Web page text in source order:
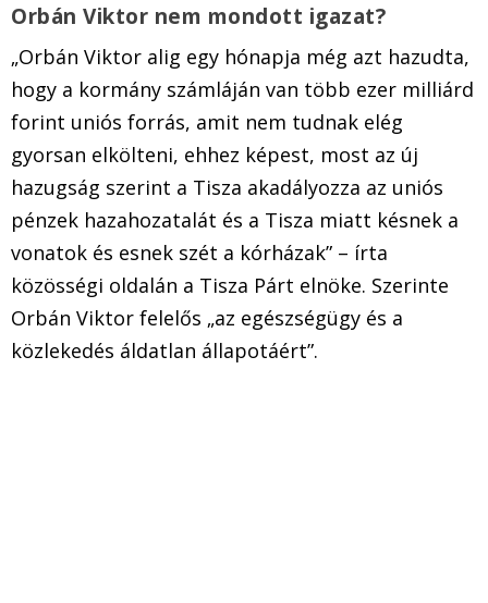
Orbán Viktor nem mondott igazat?
„Orbán Viktor alig egy hónapja még azt hazudta,
hogy a kormány számláján van több ezer milliárd
forint uniós forrás, amit nem tudnak elég
gyorsan elkölteni, ehhez képest, most az új
hazugság szerint a Tisza akadályozza az uniós
pénzek hazahozatalát és a Tisza miatt késnek a
vonatok és esnek szét a kórházak” – írta
közösségi oldalán a Tisza Párt elnöke. Szerinte
Orbán Viktor felelős „az egészségügy és a
közlekedés áldatlan állapotáért”.